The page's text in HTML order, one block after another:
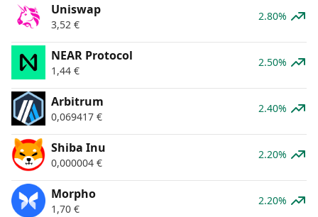
Uniswap
3,52 €
2.80%
NEAR Protocol
1,44 €
2.50%
Arbitrum
0,069417 €
2.40%
Shiba Inu
0,000004 €
2.20%
Morpho
1,70 €
2.20%